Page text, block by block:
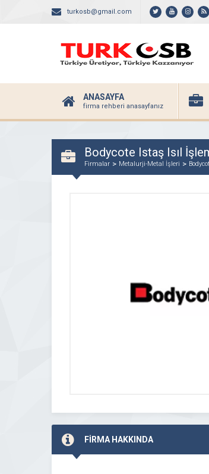
turkosb@gmail.com
ANASAYFA
firma rehberi anasayfanız
Bodycote Istaş Isıl
Firmalar Metalurji-Metal İşleri
FİRMA HAKKINDA